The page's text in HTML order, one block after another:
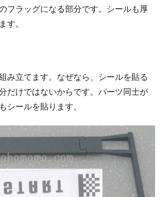
フラッグになる部分です。シールも厚
す。
み立てます。なぜなら、シールを貼る
だけではないからです。パーツ同士が
シールを貼ります。